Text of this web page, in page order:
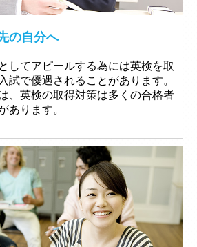
の自分へ
してアピールする為には英検を取
試で優遇されることがあります。
、英検の取得対策は多くの合格者
あります。